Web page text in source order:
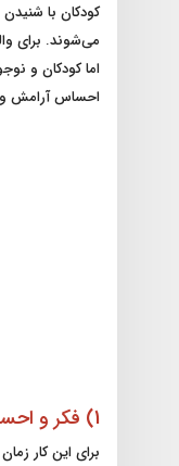
کودکان با
می‌شوند. برای
اما کودکان و
احساس آرامش و
1) فکر و احساسات کودکان را تشخیص دهید
برای این کار